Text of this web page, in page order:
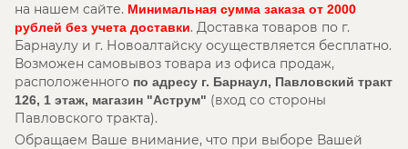
на нашем сайте. Минимальная сумма заказа от 2000
рублей без учета доставки. Доставка товаров по г.
Барнаулу и г. Новоалтайску осуществляется бесплатно.
Возможен самовывоз товара из офиса продаж,
расположенного по адресу г. Барнаул, Павловский тракт
126, 1 этаж, магазин "Аструм" (вход со стороны
Павловского тракта).
Обращаем Ваше внимание, что при выборе Вашей